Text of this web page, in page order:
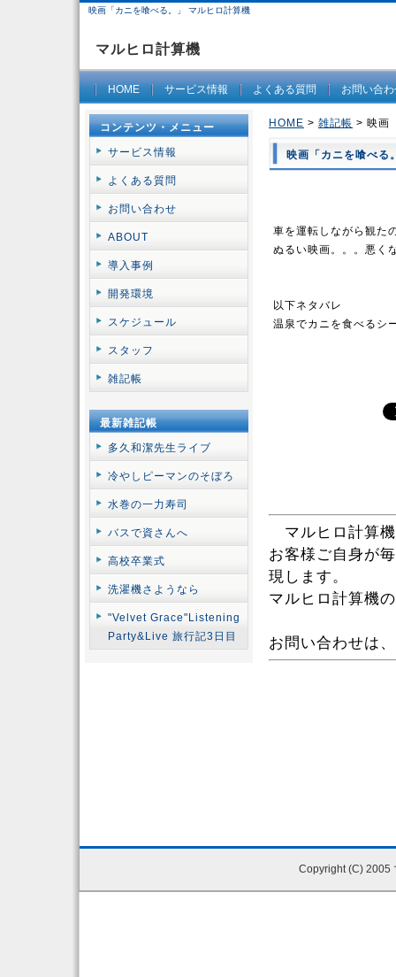
映画「カニを喰べる。」 マルヒロ計算機
マルヒロ計算機
HOME サービス情報 よくある質問 お問い合
HOME > 雑記帳 > 映画
映画「カニを喰べる
車を運転しながら観た
ぬるい映画。。。悪く
以下ネタバレ
温泉でカニを食べるシ
マルヒロ計算機
お客様ご自身が
現します。
マルヒロ計算機の
お問い合わせは
コンテンツ・メニュー
サービス情報
よくある質問
お問い合わせ
ABOUT
導入事例
開発環境
スケジュール
スタッフ
雑記帳
最新雑記帳
多久和潔先生ライブ
冷やしピーマンのそぼろ
水巻の一力寿司
バスで資さんへ
高校卒業式
洗濯機さようなら
"Velvet Grace"Listening
Party&Live 旅行記3日目
Copyright (C) 2005